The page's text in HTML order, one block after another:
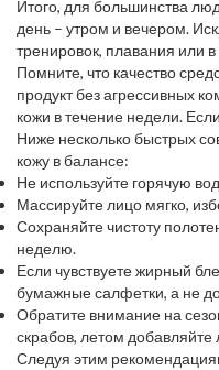
успокаивающие формулы с
Итого, для большинства
день – утром и вечером.
тренировок, плавания или
лёгкое умывание водой без
Помните, что качество
продукт без агрессивных
кожи в течение недели.
покраснение – уменьшите
средство.
Ниже несколько быстрых
кожу в балансе:
Не используйте горячую
Массируйте лицо мягко,
Сохраняйте чистоту
неделю.
Если чувствуете жирный
бумажные салфетки, а не
Обратите внимание на
скрабов, летом добавляйте
Следуя этим